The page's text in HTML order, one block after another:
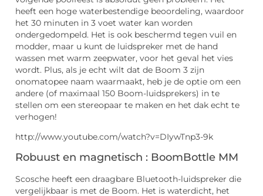
heeft een hoge waterbestendige beoordeling, waardoor
het 30 minuten in 3 voet water kan worden
ondergedompeld. Het is ook beschermd tegen vuil en
modder, maar u kunt de luidspreker met de hand
wassen met warm zeepwater, voor het geval het vies
wordt. Plus, als je echt wilt dat de Boom 3 zijn
onomatopee naam waarmaakt, heb je de optie om een ​​
andere (of maximaal 150 Boom-luidsprekers) in te
stellen om een ​​stereopaar te maken en het dak echt te
verhogen!
http://www.youtube.com/watch?v=DIywTnp3-9k
Robuust en magnetisch : BoomBottle MM
Scosche heeft een draagbare Bluetooth-luidspreker die
vergelijkbaar is met de Boom. Het is waterdicht, het